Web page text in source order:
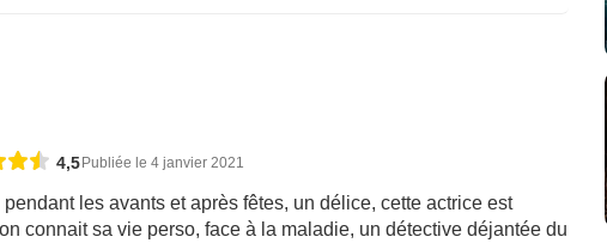
4,5 Publiée le 4 janvier 2021
les avants et après fêtes, un délice, cette actrice est
connait sa vie perso, face à la maladie, un détective déjantée du